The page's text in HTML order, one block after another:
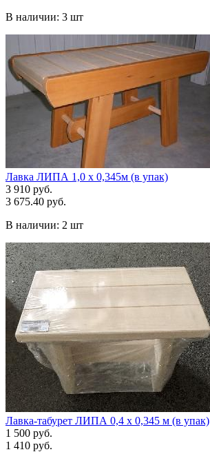
В наличии: 3 шт
Лавка ЛИПА 1,0 х 0,345м (в упак)
3 910 руб.
3 675.40 руб.
В наличии: 2 шт
Лавка-табурет ЛИПА 0,4 х 0,345 м (в упак)
1 500 руб.
1 410 руб.